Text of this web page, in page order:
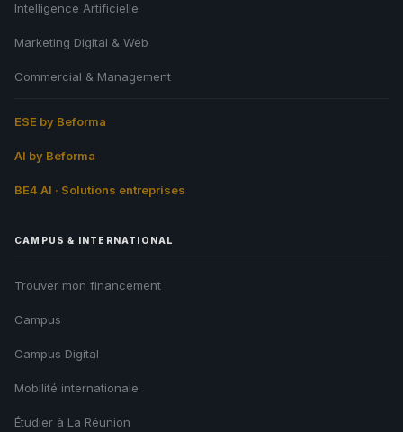
Intelligence Artificielle
Marketing Digital & Web
Commercial & Management
ESE by Beforma
AI by Beforma
BE4 AI · Solutions entreprises
CAMPUS & INTERNATIONAL
Trouver mon financement
Campus
Campus Digital
Mobilité internationale
Étudier à La Réunion